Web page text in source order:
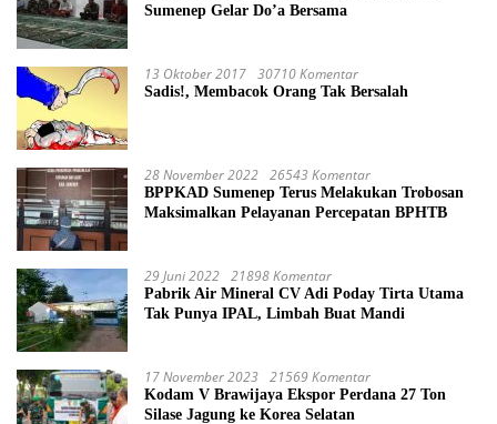
Sumenep Gelar Do’a Bersama
13 Oktober 2017 30710 Komentar
Sadis!, Membacok Orang Tak Bersalah
28 November 2022 26543 Komentar
BPPKAD Sumenep Terus Melakukan Trobosan
Maksimalkan Pelayanan Percepatan BPHTB
29 Juni 2022 21898 Komentar
Pabrik Air Mineral CV Adi Poday Tirta Utama
Tak Punya IPAL, Limbah Buat Mandi
17 November 2023 21569 Komentar
Kodam V Brawijaya Ekspor Perdana 27 Ton
Silase Jagung ke Korea Selatan